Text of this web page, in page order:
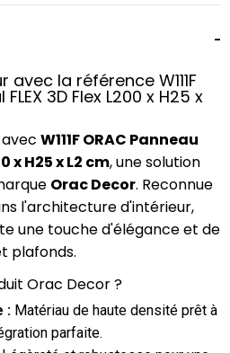
la référence W111F
3D Flex L200 x H25 x
W111F ORAC Panneau
x H25 x L2 cm, une solution
Orac Decor. Reconnue
l'architecture d'intérieur,
une touche d'élégance et de
plafonds.
Orac Decor ?
: Matériau de haute densité prêt à
parfaite.